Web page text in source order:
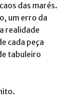
das marés.
um erro da
realidade
cada peça
tabuleiro